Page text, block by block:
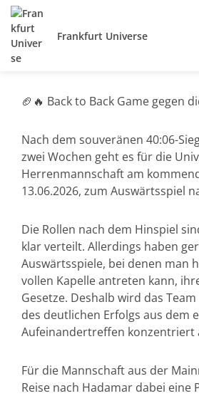
Frankfurt Universe
🏈🔥 Back to Back Game gegen
Nach dem souveränen 40:06-
zwei Wochen geht es für die
Herrenmannschaft am
13.06.2026, zum Auswärtsspiel
Die Rollen nach dem Hinspiel
klar verteilt. Allerdings haben
Auswärtsspiele, bei denen man
vollen Kapelle antreten kann,
Gesetze. Deshalb wird das
des deutlichen Erfolgs aus dem
Aufeinandertreffen konzentriert
Für die Mannschaft aus der
Reise nach Hadamar dabei eine